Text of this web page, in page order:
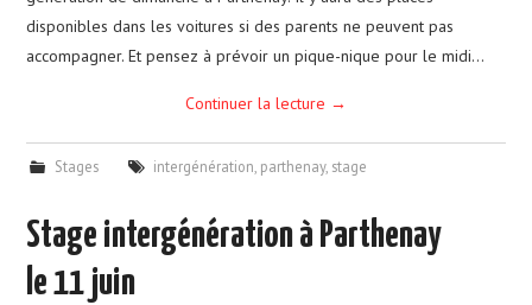
disponibles dans les voitures si des parents ne peuvent pas
accompagner. Et pensez à prévoir un pique-nique pour le midi…
Continuer la lecture →
Stages intergénération, parthenay, stage
Stage intergénération à Parthenay
le 11 juin